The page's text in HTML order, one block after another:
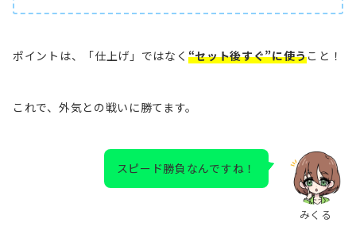
ポイントは、「仕上げ」ではなく “セット後すぐ”に使うこと！
これで、外気との戦いに勝てます。
みくる
スピード勝負なんですね！